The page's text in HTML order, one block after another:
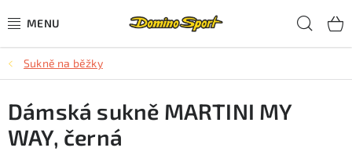
na
CYKLISTIKA
SJEZDOVÉ LYŽOVÁNÍ
SKIALPOVÉ LYŽOVÁNÍ
Sukně na běžky
Dámská sukně MARTINI MY
WAY, černá